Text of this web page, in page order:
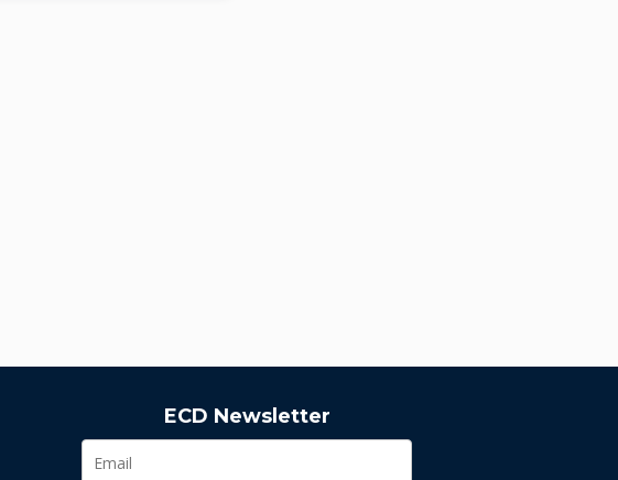
ECD Newsletter